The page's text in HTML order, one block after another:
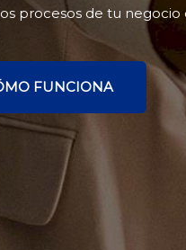
procesos de tu negocio
FUNCIONA